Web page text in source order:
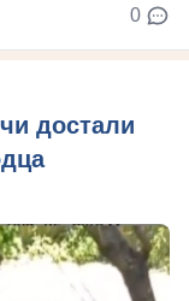
0
достали